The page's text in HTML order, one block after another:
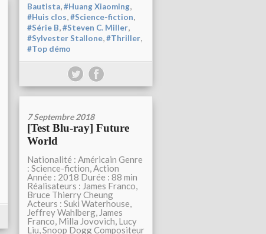
Bautista,#Huang Xiaoming,
#Huis clos,#Science-fiction,
#Série B,#Steven C. Miller,
#Sylvester Stallone,#Thriller,
#Top démo
7 Septembre 2018
[Test Blu-ray] Future
World
Nationalité : Américain Genre
: Science-fiction, Action
Année : 2018 Durée : 88 min
Réalisateurs : James Franco,
Bruce Thierry Cheung
Acteurs : Suki Waterhouse,
Jeffrey Wahlberg, James
Franco, Milla Jovovich, Lucy
Liu, Snoop Dogg Compositeur